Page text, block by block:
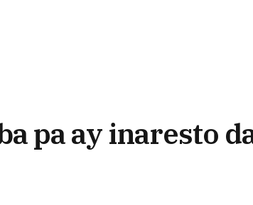
pa ay inaresto